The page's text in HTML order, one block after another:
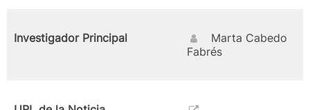
Investigador Principal
Marta Cabedo
Fabrés